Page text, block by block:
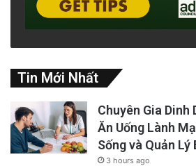
Tin Mới Nhất
Chuyên Gia Dinh
Ăn Uống Lành
Sống và Quản Lý
3 hours ago